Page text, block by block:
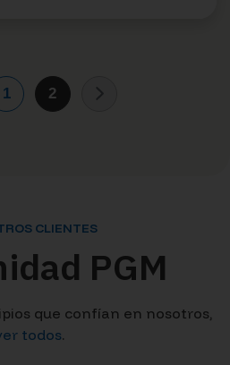
1 2
CLIENTES
PGM
que confían en nosotros,
todos.